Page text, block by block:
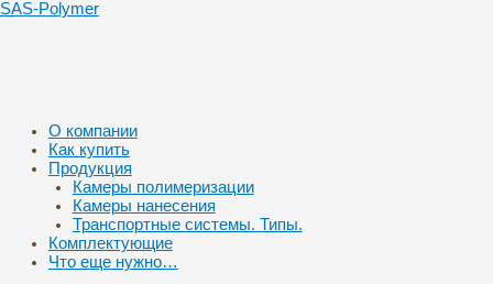
SAS-Polymer
Меню
О компании
Как купить
Продукция
Камеры полимеризации
Камеры нанесения
Транспортные системы. Типы.
Комплектующие
Что еще нужно…